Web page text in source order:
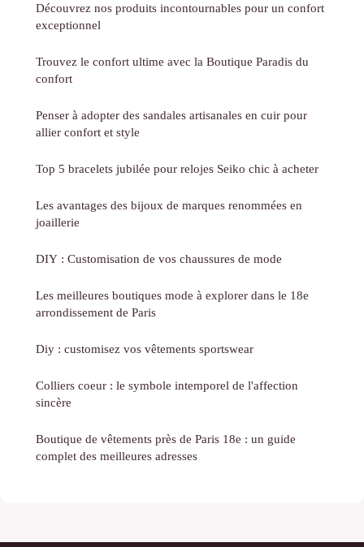
Découvrez nos produits incontournables pour un confort
exceptionnel
Trouvez le confort ultime avec la Boutique Paradis du
confort
Penser à adopter des sandales artisanales en cuir pour
allier confort et style
Top 5 bracelets jubilée pour relojes Seiko chic à acheter
Les avantages des bijoux de marques renommées en
joaillerie
DIY : Customisation de vos chaussures de mode
Les meilleures boutiques mode à explorer dans le 18e
arrondissement de Paris
Diy : customisez vos vêtements sportswear
Colliers coeur : le symbole intemporel de l'affection
sincère
Boutique de vêtements près de Paris 18e : un guide
complet des meilleures adresses